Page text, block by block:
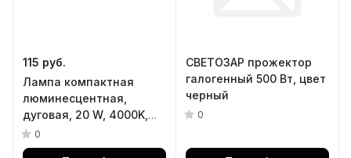
115 руб.
Лампа компактная
люминесцентная,
дуговая, 20 W, 4000K,
E27, 8000ч Stern
0
СВЕТОЗАР прожектор
галогенный 500 Вт, цвет
черный
0